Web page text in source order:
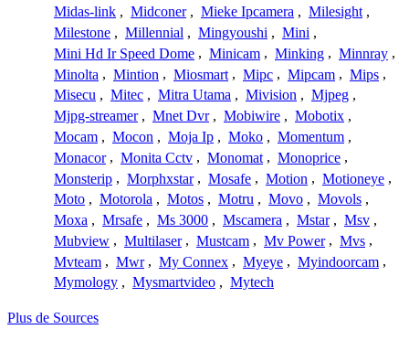
Midas-link , Midconer , Mieke Ipcamera , Milesight ,
Milestone , Millennial , Mingyoushi , Mini ,
Mini Hd Ir Speed Dome , Minicam , Minking , Minnray ,
Minolta , Mintion , Miosmart , Mipc , Mipcam , Mips ,
Misecu , Mitec , Mitra Utama , Mivision , Mjpeg ,
Mjpg-streamer , Mnet Dvr , Mobiwire , Mobotix ,
Mocam , Mocon , Moja Ip , Moko , Momentum ,
Monacor , Monita Cctv , Monomat , Monoprice ,
Monsterip , Morphxstar , Mosafe , Motion , Motioneye ,
Moto , Motorola , Motos , Motru , Movo , Movols ,
Moxa , Mrsafe , Ms 3000 , Mscamera , Mstar , Msv ,
Mubview , Multilaser , Mustcam , Mv Power , Mvs ,
Mvteam , Mwr , My Connex , Myeye , Myindoorcam ,
Mymology , Mysmartvideo , Mytech
Plus de Sources